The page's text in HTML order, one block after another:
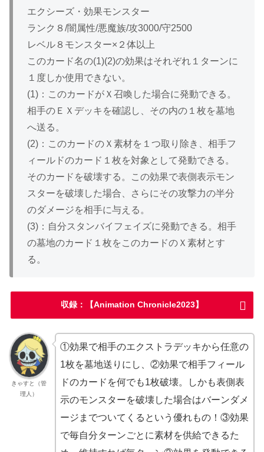
エクシーズ・効果モンスター
ランク８/闇属性/悪魔族/攻3000/守2500
レベル８モンスター×２体以上
このカード名の(1)(2)の効果はそれぞれ１ターンに
１度しか使用できない。
(1)：このカードがＸ召喚した場合に発動できる。
相手のＥＸデッキを確認し、その内の１枚を墓地
へ送る。
(2)：このカードのＸ素材を１つ取り除き、相手フ
ィールドのカード１枚を対象として発動できる。
そのカードを破壊する。この効果で表側表示モン
スターを破壊した場合、さらにその攻撃力の半分
のダメージを相手に与える。
(3)：自分スタンバイフェイズに発動できる。相手
の墓地のカード１枚をこのカードのＸ素材とす
る。
収録：【Animation Chronicle2023】
きゃすと（管
理人）
①効果で相手のエクストラデッキから任意の
1枚を墓地送りにし、②効果で相手フィール
ドのカードを何でも1枚破壊。しかも表側表
示のモンスターを破壊した場合はバーンダメ
ージまでついてくるという優れもの！③効果
で毎自分ターンごとに素材を供給できるた